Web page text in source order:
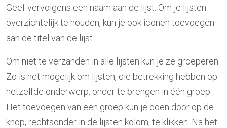
Geef vervolgens een naam aan de lijst. Om je lijsten
overzichtelijk te houden, kun je ook iconen toevoegen
aan de titel van de lijst.
Om niet te verzanden in alle lijsten kun je ze groeperen.
Zo is het mogelijk om lijsten, die betrekking hebben op
hetzelfde onderwerp, onder te brengen in één groep.
Het toevoegen van een groep kun je doen door op de
knop, rechtsonder in de lijsten kolom, te klikken. Na het